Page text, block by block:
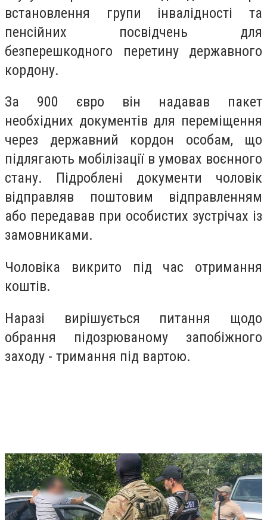
встановлення групи інвалідності та
пенсійних посвідчень для
безперешкодного перетину державного
кордону.
За 900 євро він надавав пакет
необхідних документів для переміщення
через державний кордон особам, що
підлягають мобілізації в умовах воєнного
стану. Підроблені документи чоловік
відправляв поштовим відправленням
або передавав при особистих зустрічах із
замовниками.
Чоловіка викрито під час отримання
коштів.
Наразі вирішується питання щодо
обрання підозрюваному запобіжного
заходу - тримання під вартою.